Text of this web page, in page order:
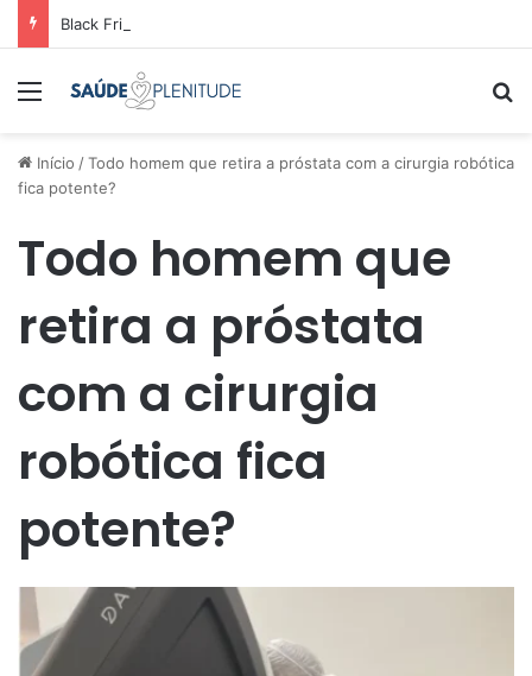
Black Friday: como comparar preços e economizar
Menu
Início /Todo homem que retira a próstata com a cirurgia robótica
fica potente?
Todo homem que
retira a próstata
com a cirurgia
robótica fica
potente?